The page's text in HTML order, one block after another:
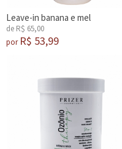
Leave-in banana e mel
de R$ 65,00
por R$ 53,99